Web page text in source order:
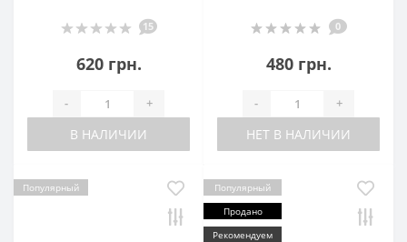
15
620 грн.
- +
В НАЛИЧИИ
0
480 грн.
- +
НЕТ В НАЛИЧИИ
Популярный
Популярный
Продано
Рекомендуем